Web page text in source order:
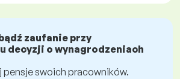
zaufanie przy
decyzji o wynagrodzeniach
pensje swoich pracowników.